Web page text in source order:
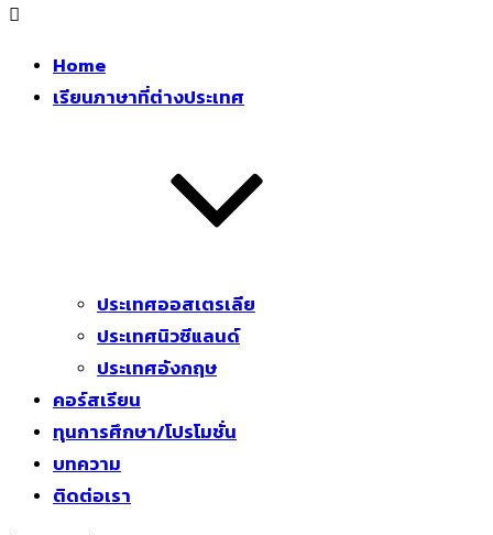
Home
เรียนภาษาที่ต่างประเทศ
ประเทศออสเตรเลีย
ประเทศนิวซีแลนด์
ประเทศอังกฤษ
คอร์สเรียน
ทุนการศึกษา/โปรโมชั่น
บทความ
ติดต่อเรา